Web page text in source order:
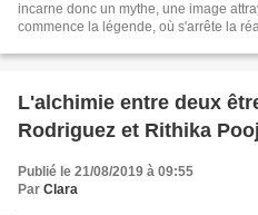
incarne donc un mythe, une image
commence la légende, où s'arrête la réalité ? ...................... Les
pour les trolls et les provocateurs.
L'alchimie entre deux
Rodriguez et Rithika
Publié le 21/08/2019 à 09:55
Par Clara